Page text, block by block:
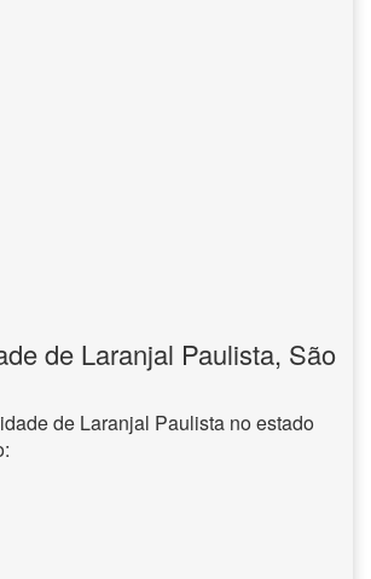
de Laranjal Paulista, São
de Laranjal Paulista no estado